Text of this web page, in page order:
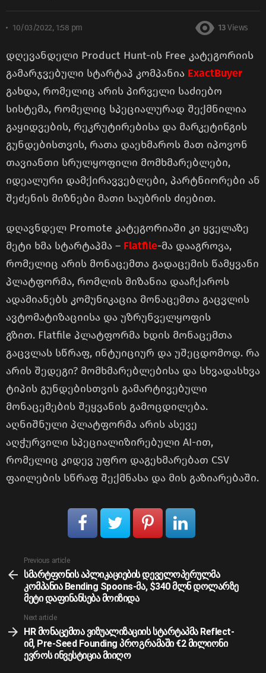
10/03/2022, 1:58 pm 13 Views
დღევანდელი Product Hunt-ის Free კატეგორიის
გამარჯვებული სტარტაპ კომპანია ExactBuyer
გახდა, რომელიც არის პირველი საძიებო
სისტემა, რომელიც სპეციალურად შექმნილია
გაყიდვების, რეკრუტირებისა და მარკეტინგის
გუნდებისთვის, რათა დაეხმაროს მათ იპოვონ
თავიანთი სრულყოფილი მომხმარებლები,
იდეალური დამქირავვებლები, პარტნიორები ან
შეძენის მიზნები მათი საუბრის ძიებით.
დღავნდელ Promote კატეგორიაში კი ყველაზე
მეტი ხმა სტარტაპმა – Flatfile-მა დააგროვა,
რომელიც არის მონაცემთა გადაცემის წამყვანი
პლატფორმა, რომლის მიზანია დააჩქაროს
ადამიანებს კომუნიკაცია მონაცემთა გაცვლის
ავტომატიზაციისა და უზრუნველყოფის
გზით. Flatfile პლატფორმა ხდის მონაცემთა
გაცვლას სწრაფ, ინტუიციურ და უშეცდომოდ. რა
არის შედეგი? მომხმარებლებისა და სხვადასხვა
ტიპის გუნდებისთვის გამარტივებული
მონაცემების შეყვანის გამოცდილება.
აღნიშნული პლატფორმა არის ასევე
აღჭურვილი სპეციალიზირებული AI-ით,
რომელიც კიდევ უფრო დაგეხმარებათ CSV
ფაილების სწრაფ შექმნასა და მის გაზიარებაში.
more
Previous article
სმარტფონის აპლიკაციების დეველოპერულმა
კომპანია Bending Spoons-მა, $340 მლნ დოლარზე
მეტი დაფინანსება მოიზიდა
Next article
HR მონაცემთა ვიზუალიზაციის სტარტაპმა Reflect-
იმ, Pre-Seed Founding პროგრამაში €2 მილიონი
ევროს ინვესტიცია მიიღო